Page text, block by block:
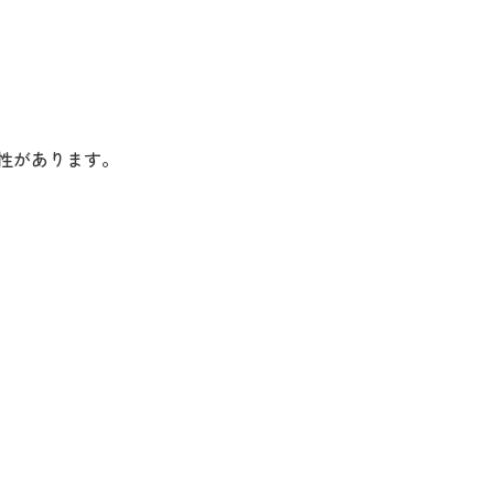
あります。